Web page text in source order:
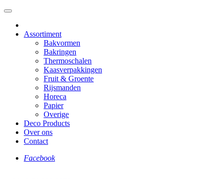
Assortiment
Bakvormen
Bakringen
Thermoschalen
Kaasverpakkingen
Fruit & Groente
Rijsmanden
Horeca
Papier
Overige
Deco Products
Over ons
Contact
Facebook